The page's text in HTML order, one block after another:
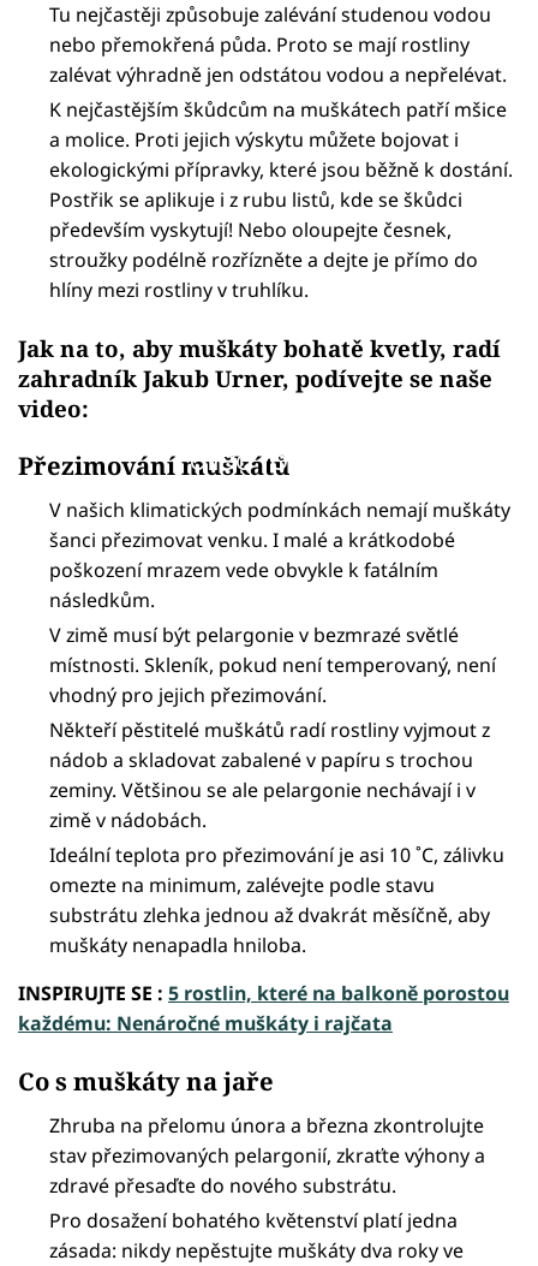
Tu nejčastěji způsobuje zalévání studenou vodou
nebo přemokřená půda. Proto se mají rostliny
zalévat výhradně jen odstátou vodou a nepřelévat.
K nejčastějším škůdcům na muškátech patří mšice
a molice. Proti jejich výskytu můžete bojovat i
ekologickými přípravky, které jsou běžně k dostání.
Postřik se aplikuje i z rubu listů, kde se škůdci
především vyskytují! Nebo oloupejte česnek,
stroužky podélně rozřízněte a dejte je přímo do
hlíny mezi rostliny v truhlíku.
Jak na to, aby muškáty bohatě kvetly, radí
zahradník Jakub Urner, podívejte se naše
video:
Failed to fetch
Přezimování muškátů
V našich klimatických podmínkách nemají muškáty
šanci přezimovat venku. I malé a krátkodobé
poškození mrazem vede obvykle k fatálním
následkům.
V zimě musí být pelargonie v bezmrazé světlé
místnosti. Skleník, pokud není temperovaný, není
vhodný pro jejich přezimování.
Někteří pěstitelé muškátů radí rostliny vyjmout z
nádob a skladovat zabalené v papíru s trochou
zeminy. Většinou se ale pelargonie nechávají i v
zimě v nádobách.
Ideální teplota pro přezimování je asi 10 ˚C, zálivku
omezte na minimum, zalévejte podle stavu
substrátu zlehka jednou až dvakrát měsíčně, aby
muškáty nenapadla hniloba.
INSPIRUJTE SE : 5 rostlin, které na balkoně porostou
každému: Nenáročné muškáty i rajčata
Co s muškáty na jaře
Zhruba na přelomu února a března zkontrolujte
stav přezimovaných pelargonií, zkraťte výhony a
zdravé přesaďte do nového substrátu.
Pro dosažení bohatého květenství platí jedna
zásada: nikdy nepěstujte muškáty dva roky ve